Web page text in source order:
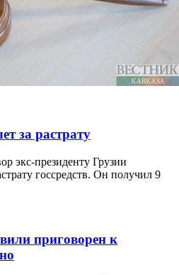
за растрату
экс-президенту Грузии
госсредств. Он получил 9
приговорен к